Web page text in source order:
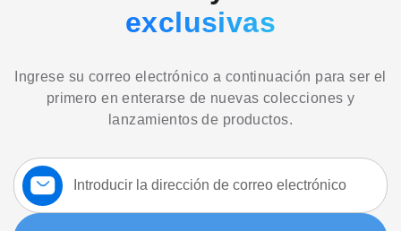
exclusivas
Ingrese su correo electrónico a continuación para ser el
primero en enterarse de nuevas colecciones y
lanzamientos de productos.
Suscríbase
a
nuestro
boletín: